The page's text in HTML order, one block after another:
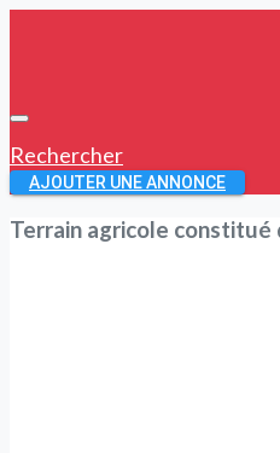
Rechercher
AJOUTER UNE ANNONCE
Terrain agricole constitué